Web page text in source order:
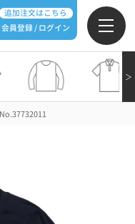
追加注文はこちら
会員登録 / ログイン
＞
No.37732011